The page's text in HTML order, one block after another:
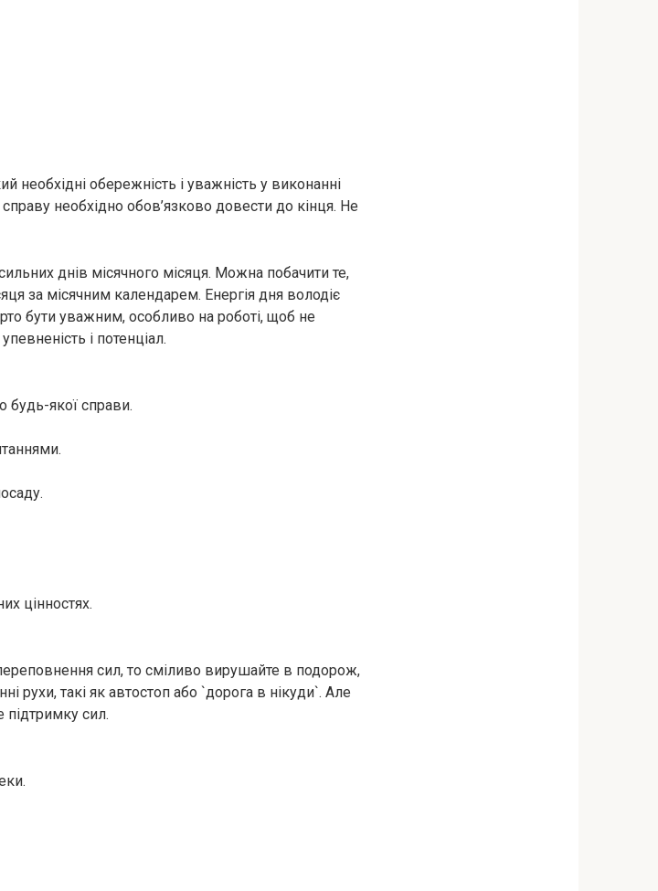
обережність і уважність у виконанні
необхідно обов’язково довести до кінця. Не
днів місячного місяця. Можна побачити те,
за місячним календарем. Енергія дня володіє
бути уважним, особливо на роботі, щоб не
і потенціал.
будь-якої справи.
цінностях.
сил, то сміливо вирушайте в подорож,
рухи, такі як автостоп або `дорога в нікуди`. Але
підтримку сил.